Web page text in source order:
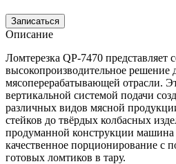
Записаться
Описание
Ломтерезка QP-7470 представляет
высокопроизводительное решение
мясоперерабатывающей отрасли.
вертикальной системой подачи
различных видов мясной
стейков до твёрдых колбасных
продуманной конструкции машина
качественное порционирование с
готовых ломтиков в тару.